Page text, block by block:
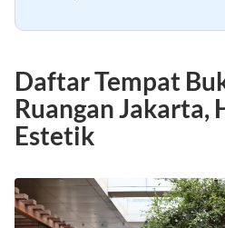
Daftar Tempat
Ruangan Jakarta,
Estetik